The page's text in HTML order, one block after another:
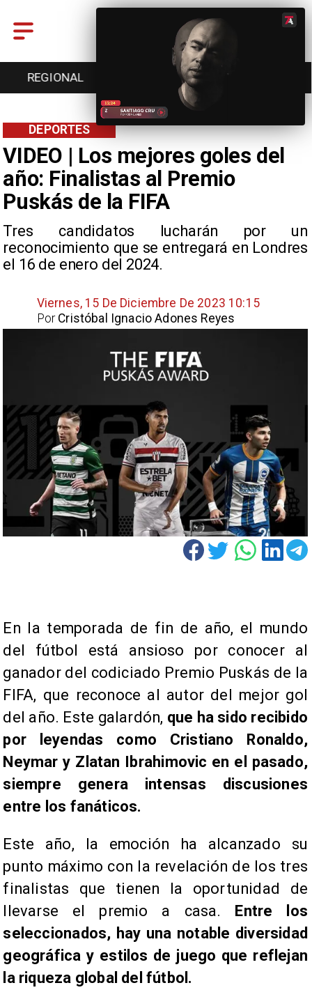
ENTRETENCIÓN DEPORTES
VIDEO | Los mejores goles del
año: Finalistas al Premio
Puskás de la FIFA
Tres candidatos lucharán por un
reconocimiento que se entregará en Londres
el 16 de enero del 2024.
DEPORTES
Viernes, 15 De Diciembre De 2023 10:15
Cristóbal Ignacio Adones Reyes
Por
En la temporada de fin de año, el mundo
del fútbol está ansioso por conocer al
ganador del codiciado Premio Puskás de la
FIFA, que reconoce al autor del mejor gol
del año. Este galardón, que ha sido recibido
por leyendas como Cristiano Ronaldo,
Neymar y Zlatan Ibrahimovic en el pasado,
siempre genera intensas discusiones
entre los fanáticos.
Este año, la emoción ha alcanzado su
punto máximo con la revelación de los tres
finalistas que tienen la oportunidad de
llevarse el premio a casa.
Entre los
seleccionados, hay una notable diversidad
geográfica y estilos de juego que reflejan
la riqueza global del fútbol.